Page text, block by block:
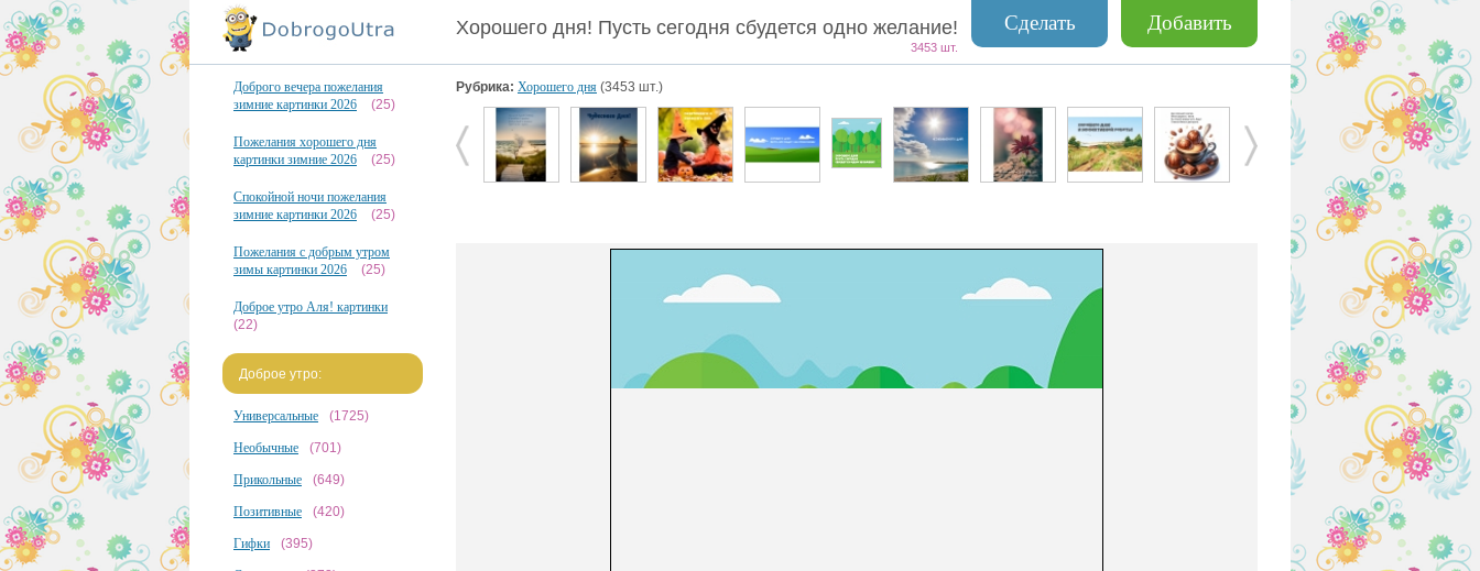
Добавить
Сделать
Хорошего дня! Пусть сегодня сбудется одно желание!
3453 шт.
Доброго вечера пожелания
зимние картинки 2026
(25)
Пожелания хорошего дня
картинки зимние 2026
(25)
Спокойной ночи пожелания
зимние картинки 2026
(25)
Пожелания с добрым утром
зимы картинки 2026
(25)
Доброе утро Аля! картинки
(22)
Доброе утро:
Универсальные (1725)
Необычные (701)
Прикольные (649)
Позитивные (420)
Гифки (395)
Рубрика: Хорошего дня (3453 шт.)